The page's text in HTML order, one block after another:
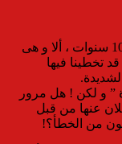
تمر مصر الآن بأزمة عابرة لم نعتاد عليها منذ 10 سنوات ، ألا و هى
تخطينا فيها
” و لكن ! هل مرور
عنها من قبل
من الخطأ؟!